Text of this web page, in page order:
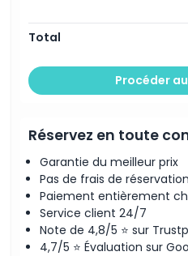
Total
Procéder
Réservez en toute
Garantie du meilleur prix
Pas de frais de réservation
Paiement entièrement
Service client 24/7
Note de 4,8/5 ⭐ sur
4,7/5 ⭐ Évaluation sur